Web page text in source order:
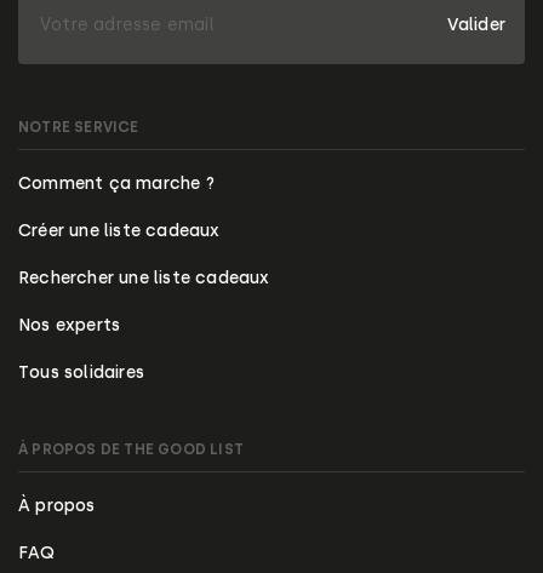
NOTRE SERVICE
Comment ça marche ?
Créer une liste cadeaux
Rechercher une liste cadeaux
Nos experts
Tous solidaires
À PROPOS DE THE GOOD LIST
À propos
FAQ
Valider